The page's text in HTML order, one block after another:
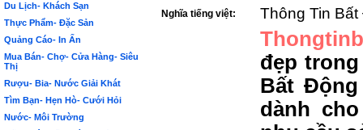
Du Lịch- Khách Sạn
Thực Phẩm- Đặc Sản
Quảng Cáo- In Ấn
Mua Bán- Chợ- Cửa Hàng- Siêu
Thị
Rượu- Bia- Nước Giải Khát
Tìm Bạn- Hẹn Hò- Cưới Hỏi
Nước- Môi Trường
Nghĩa tiếng việt: Thông Tin
đẹp
Bất
dành